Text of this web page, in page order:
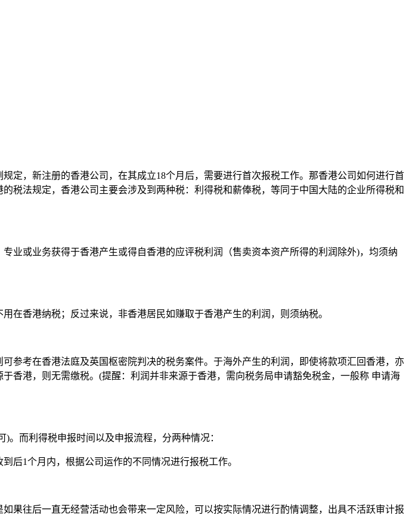
定，新注册的香港公司，在其成立18个月后，需要进行首次报税工作。那香港公司如何进行首
税法规定，香港公司主要会涉及到两种税：利得税和薪俸税，等同于中国大陆的企业所得税和
业或业务获得于香港产生或得自香港的应评税利润（售卖资本资产所得的利润除外)，均须纳
在香港纳税；反过来说，非香港居民如赚取于香港产生的利润，则须纳税。
参考在香港法庭及英国枢密院判决的税务案件。于海外产生的利润，即使将款项汇回香港，亦
香港，则无需缴税。 (提醒：利润并非来源于香港，需向税务局申请豁免税金，一般称 申请海
)。而利得税申报时间以及申报流程，分两种情况：
到后1个月内，根据公司运作的不同情况进行报税工作。
果往后一直无经营活动也会带来一定风险，可以按实际情况进行酌情调整，出具不活跃审计报